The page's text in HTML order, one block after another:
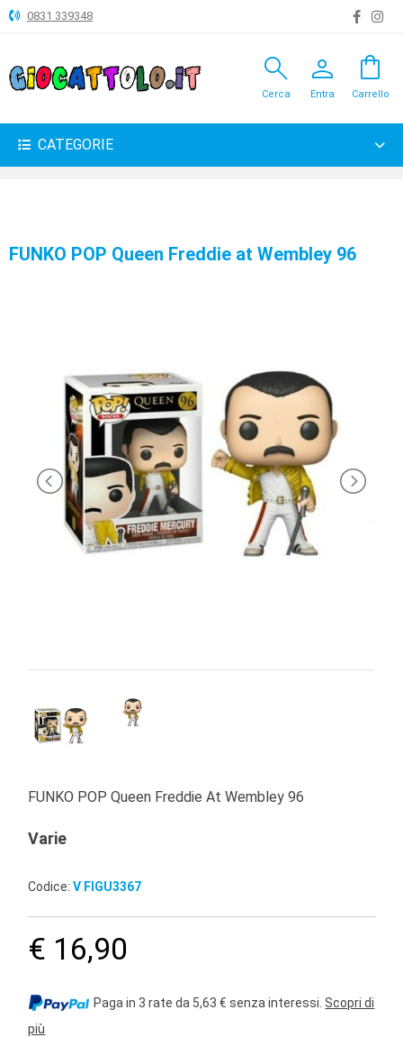
ANIMALI
BAMBOLE
INFANZIA
PUZZLE
SYLVANIAN
0831 339348
search
Cerca
person
Entra
shopping_bag
Carrello
CATEGORIE
FUNKO POP Queen Freddie at Wembley 96
FUNKO POP Queen Freddie At Wembley 96
Varie
Codice:V FIGU3367
€ 16,90
Paga in 3 rate da 5,63 € senza interessi.Scopri di
più